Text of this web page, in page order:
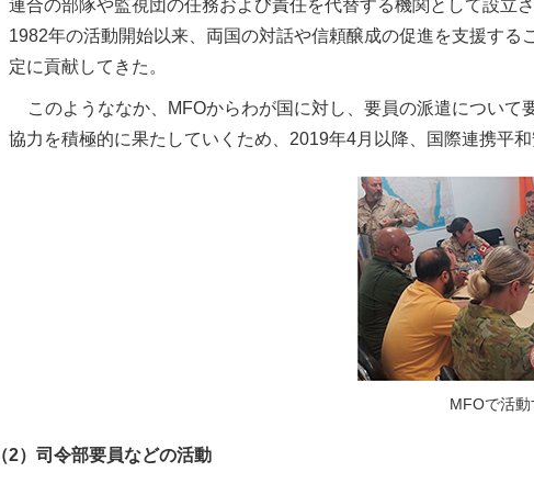
連合の部隊や監視団の任務および責任を代替する機関として設立
1982年の活動開始以来、両国の対話や信頼醸成の促進を支援す
定に貢献してきた。
このようななか、MFOからわが国に対し、要員の派遣につい
協力を積極的に果たしていくため、2019年4月以降、国際連携平
MFOで活
（2）司令部要員などの活動